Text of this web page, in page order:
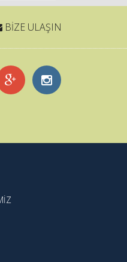
BİZE ULAŞIN